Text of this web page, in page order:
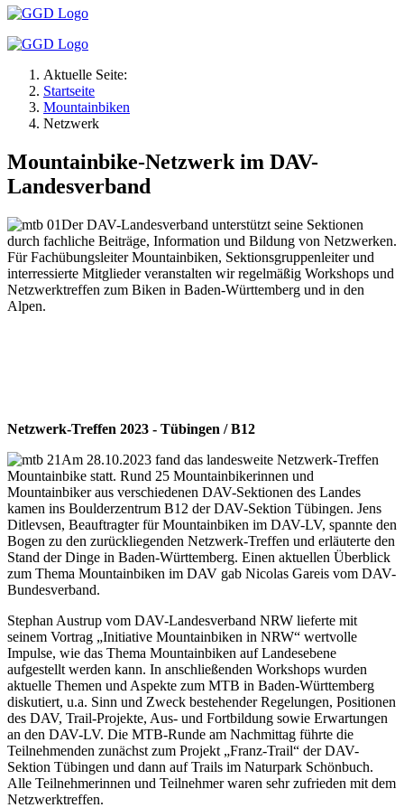
Aktuelle Seite:
Startseite
Mountainbiken
Netzwerk
Mountainbike-Netzwerk im DAV-
Landesverband
Der DAV-Landesverband unterstützt seine Sektionen
durch fachliche Beiträge, Information und Bildung von Netzwerken.
Für Fachübungsleiter Mountainbiken, Sektionsgruppenleiter und
interressierte Mitglieder veranstalten wir regelmäßig Workshops und
Netzwerktreffen zum Biken in Baden-Württemberg und in den
Alpen.
Netzwerk-Treffen 2023 - Tübingen / B12
Am 28.10.2023 fand das landesweite Netzwerk-Treffen
Mountainbike statt. Rund 25 Mountainbikerinnen und
Mountainbiker aus verschiedenen DAV-Sektionen des Landes
kamen ins Boulderzentrum B12 der DAV-Sektion Tübingen. Jens
Ditlevsen, Beauftragter für Mountainbiken im DAV-LV, spannte den
Bogen zu den zurückliegenden Netzwerk-Treffen und erläuterte den
Stand der Dinge in Baden-Württemberg. Einen aktuellen Überblick
zum Thema Mountainbiken im DAV gab Nicolas Gareis vom DAV-
Bundesverband.
Stephan Austrup vom DAV-Landesverband NRW lieferte mit
seinem Vortrag „Initiative Mountainbiken in NRW“ wertvolle
Impulse, wie das Thema Mountainbiken auf Landesebene
aufgestellt werden kann. In anschließenden Workshops wurden
aktuelle Themen und Aspekte zum MTB in Baden-Württemberg
diskutiert, u.a. Sinn und Zweck bestehender Regelungen, Positionen
des DAV, Trail-Projekte, Aus- und Fortbildung sowie Erwartungen
an den DAV-LV. Die MTB-Runde am Nachmittag führte die
Teilnehmenden zunächst zum Projekt „Franz-Trail“ der DAV-
Sektion Tübingen und dann auf Trails im Naturpark Schönbuch.
Alle Teilnehmerinnen und Teilnehmer waren sehr zufrieden mit dem
Netzwerktreffen.